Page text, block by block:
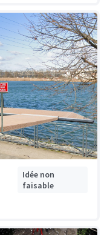
Idée non
faisable